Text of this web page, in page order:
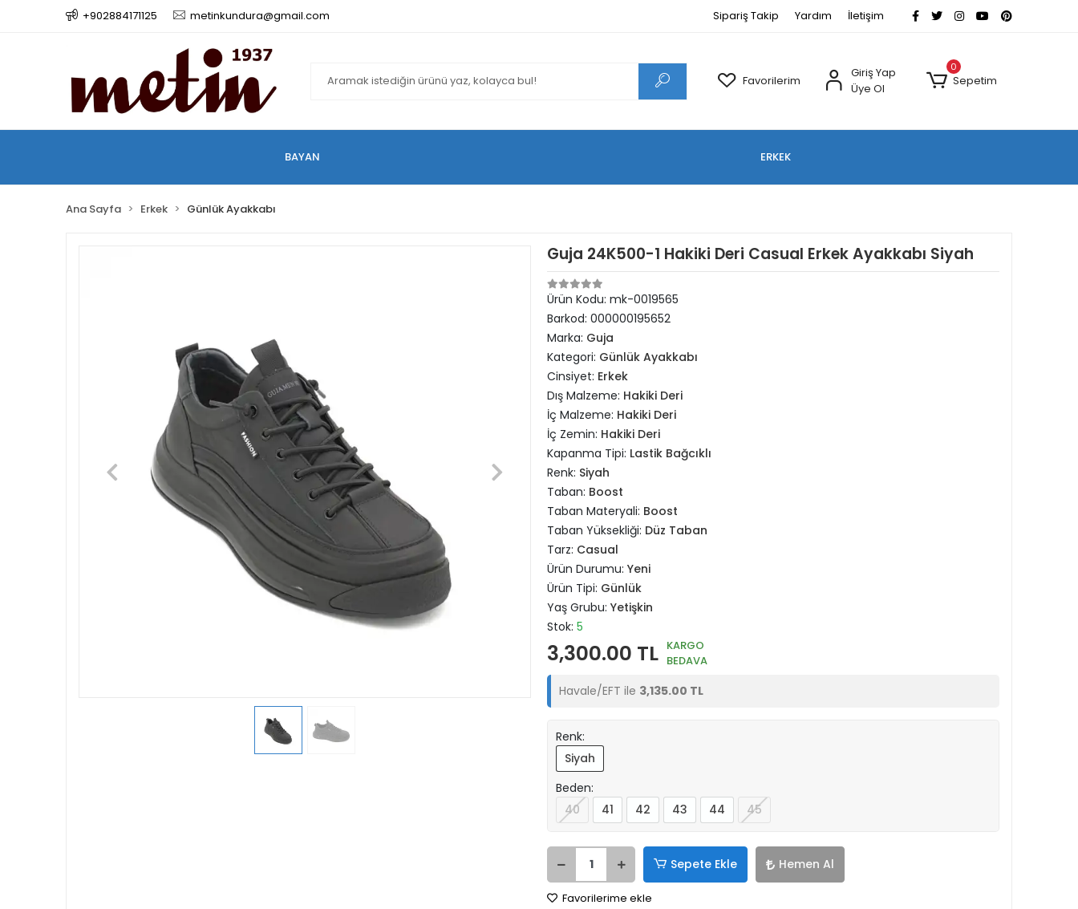
+902884171125 metinkundura@gmail.com Sipariş Takip Yardım İletişim
Favorilerim
Giriş Yap
Üye Ol
0
Sepetim
BAYAN ERKEK
Ana Sayfa Erkek Günlük Ayakkabı
Guja 24K500-1 Hakiki Deri Casual Erkek Ayakkabı Siyah
Ürün Kodu: mk-0019565
Barkod: 000000195652
Marka: Guja
Kategori: Günlük Ayakkabı
Cinsiyet: Erkek
Dış Malzeme: Hakiki Deri
İç Malzeme: Hakiki Deri
İç Zemin: Hakiki Deri
Kapanma Tipi: Lastik Bağcıklı
Renk: Siyah
Taban: Boost
Taban Materyali: Boost
Taban Yüksekliği: Düz Taban
Tarz: Casual
Ürün Durumu: Yeni
Ürün Tipi: Günlük
Yaş Grubu: Yetişkin
Stok: 5
3,300.00 TL KARGO
BEDAVA
Havale/EFT ile 3,135.00 TL
Renk:
Siyah
Beden:
40
41 42 43 44 45
Sepete Ekle Hemen Al
Favorilerime ekle